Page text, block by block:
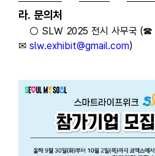
라.문의처
○ SLW 2025 전시 사무국 (☎
✉ slw.exhibit@gmail.com)